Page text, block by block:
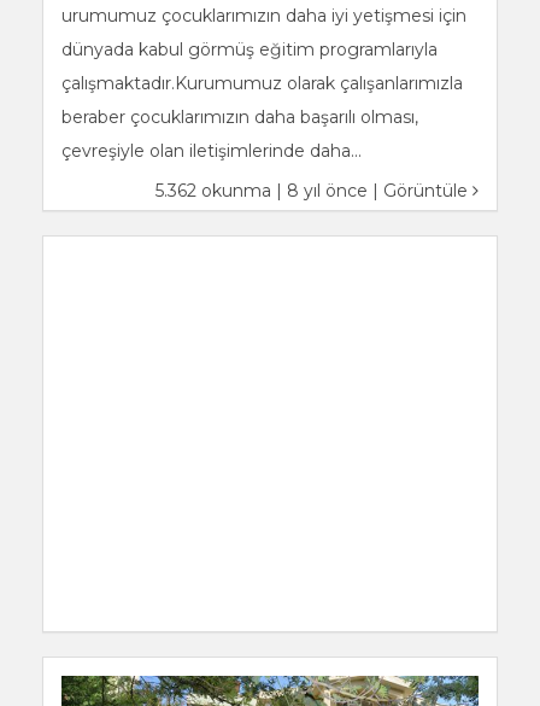
urumumuz çocuklarımızın daha iyi yetişmesi için
dünyada kabul görmüş eğitim programlarıyla
çalışmaktadır.Kurumumuz olarak çalışanlarımızla
beraber çocuklarımızın daha başarılı olması,
çevreşiyle olan iletişimlerinde daha...
5.362 okunma | 8 yıl önce | Görüntüle